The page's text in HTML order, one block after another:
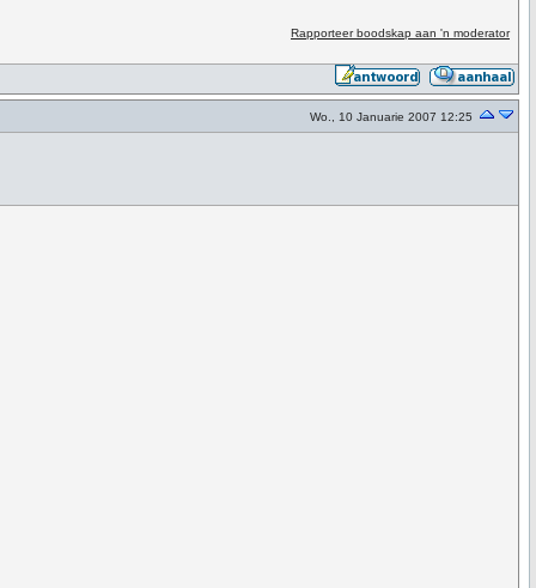
Rapporteer boodskap aan 'n moderator
Wo., 10 Januarie 2007 12:25